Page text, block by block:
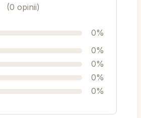
(0 opinii)
0%
0%
0%
0%
0%